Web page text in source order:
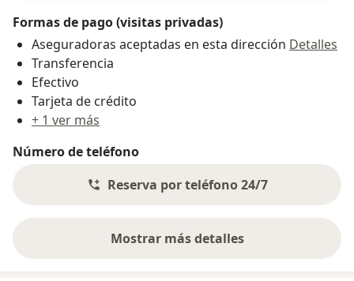
Formas de pago (visitas privadas)
Aseguradoras aceptadas en esta dirección Detalles
Transferencia
Efectivo
Tarjeta de crédito
+ 1 ver más
Número de teléfono
Reserva por teléfono 24/7
Mostrar más detalles
sobre la dirección